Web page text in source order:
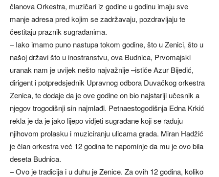
članova Orkestra, muzičari iz godine u godinu imaju sve
manje adresa pred kojim se zadržavaju, pozdravljaju te
čestitaju praznik sugrađanima.
– Iako imamo puno nastupa tokom godine, što u Zenici, što u
našoj državi što u inostranstvu, ova Budnica, Prvomajski
uranak nam je uvijek nešto najvažnije –ističe Azur Bijedić,
dirigent i potpredsjednik Upravnog odbora Duvačkog orkestra
Zenica, te dodaje da je ove godine on bio najstariji učesnik a
njegov trogodišnji sin najmlađi. Petnaestogodišnja Edna Krkić
rekla je da je jako lijepo vidjeti sugrađane koji se raduju
njihovom prolasku i muziciranju ulicama grada. Miran Hadžić
je član orkestra već 12 godina te napominje da mu je ovo bila
deseta Budnica.
– Ovo je tradicija i u duhu je Zenice. Za ovih 12 godina, koliko